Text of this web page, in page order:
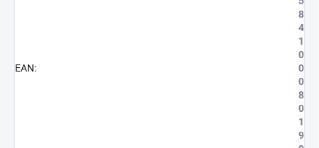
EAN:
8
4
1
0
0
0
8
0
1
9